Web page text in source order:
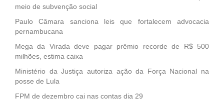
meio de subvenção social
Paulo Câmara sanciona leis que fortalecem advocacia
pernambucana
Mega da Virada deve pagar prêmio recorde de R$ 500
milhões, estima caixa
Ministério da Justiça autoriza ação da Força Nacional na
posse de Lula
FPM de dezembro cai nas contas dia 29